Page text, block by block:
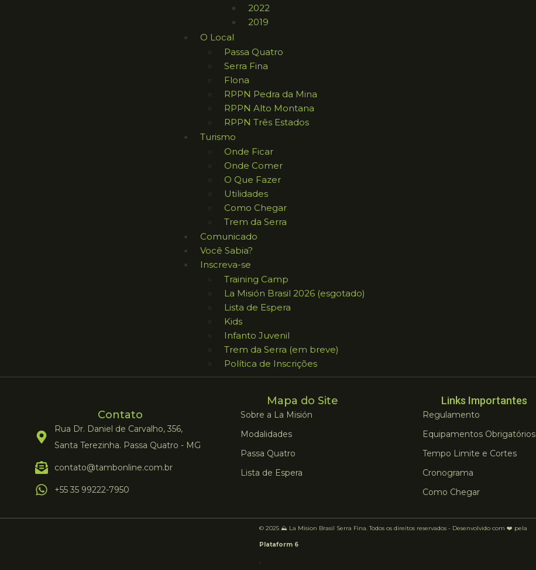
2022
2019
O Local
Passa Quatro
Serra Fina
Flona
RPPN Pedra da Mina
RPPN Alto Montana
RPPN Três Estados
Turismo
Onde Ficar
Onde Comer
O Que Fazer
Utilidades
Como Chegar
Trem da Serra
Comunicado
Você Sabia?
Inscreva-se
Training Camp
La Misión Brasil 2026 (esgotado)
Lista de Espera
Kids
Infanto Juvenil
Trem da Serra (em breve)
Política de Inscrições
Contato
Rua Dr. Daniel de Carvalho, 356,
Santa Terezinha. Passa Quatro - MG
contato@tambonline.com.br
+55 35 99222-7950
Mapa do Site
Sobre a La Misión
Modalidades
Passa Quatro
Lista de Espera
Links Importantes
Regulamento
Equipamentos Obrigatórios
Tempo Limite e Cortes
Cronograma
Como Chegar
© 2025 ⛰️ La Mision Brasil Serra Fina. Todos os direitos reservados - Desenvolvido com ❤️ pela
Plataform 6
.